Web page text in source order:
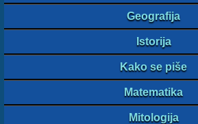
Geografija
Istorija
Kako se piše
Matematika
Mitologija